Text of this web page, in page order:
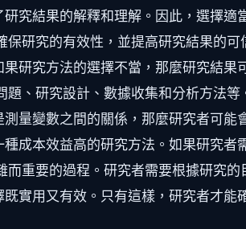
究結果的解釋和理解。因此，選擇適
研究的有效性，並提高研究結果的
研究方法的選擇不當，那麼研究結果
、研究設計、數據收集和分析方法
量變數之間的關係，那麼研究者可能
成本效益高的研究方法。如果研究者
重要的過程。研究者需要根據研究
實用又有效。只有這樣，研究者才能